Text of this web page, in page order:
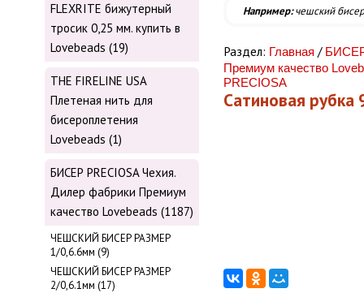
FLEXRITE бижутерный
тросик 0,25 мм. купить в
Lovebeads (19)
THE FIRELINE USA
Плетеная нить для
бисероплетения
Lovebeads (1)
БИСЕР PRECIOSA Чехия.
Дилер фабрики Премиум
качество Lovebeads (1187)
ЧЕШСКИЙ БИСЕР РАЗМЕР
1/0,6.6мм (9)
ЧЕШСКИЙ БИСЕР РАЗМЕР
2/0,6.1мм (17)
Например:чешский бисер
Раздел: Главная / БИСЕР
Премиум качество
PRECIOSA
Сатиновая